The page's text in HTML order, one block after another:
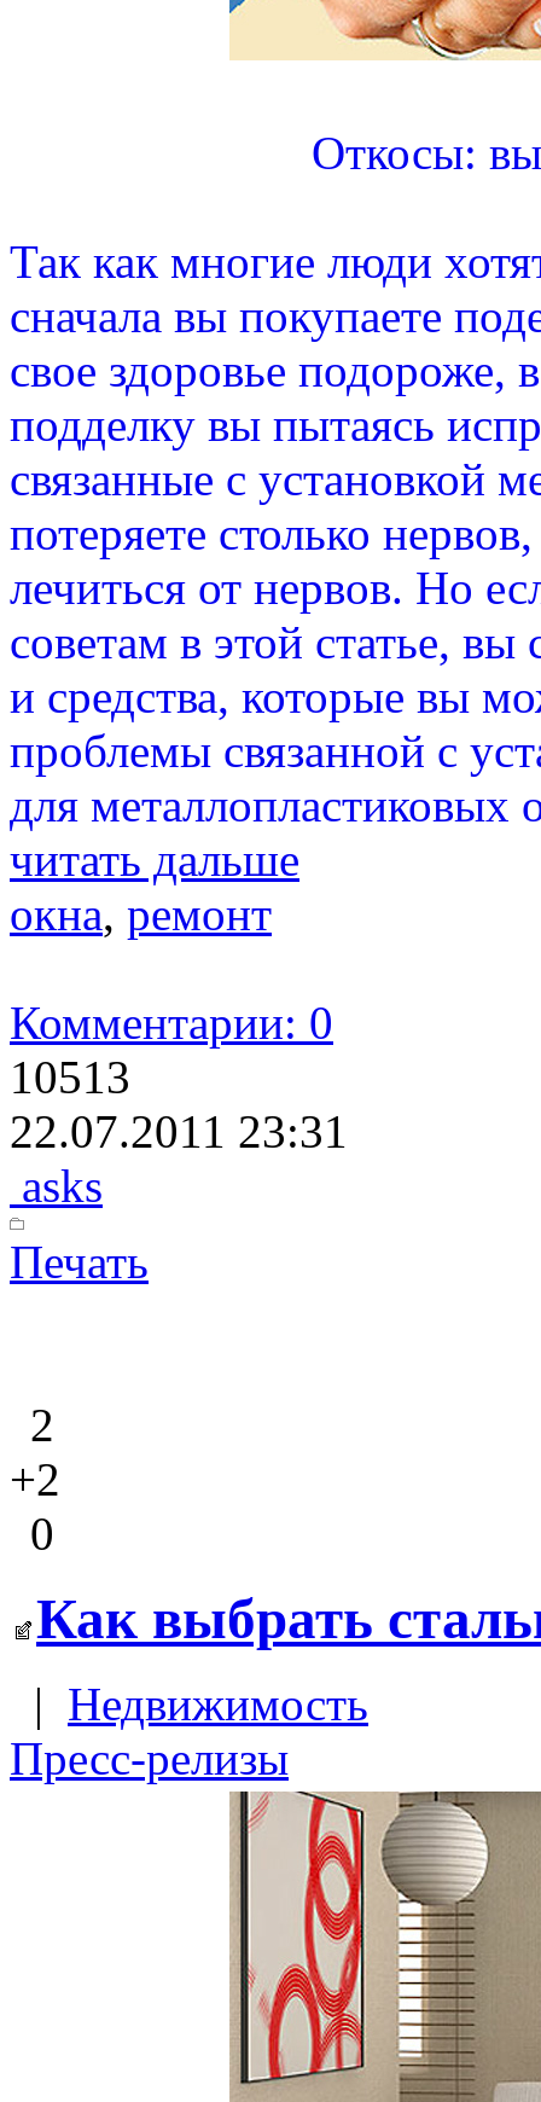
Откосы:
Так как многие люди
сначала вы покупаете
свое здоровье подороже,
подделку вы пытаясь
связанные с установкой
потеряете столько
лечиться от нервов. Но
советам в этой статье,
и средства, которые вы
проблемы связанной с
для металлопластиковых
читать дальше
окна, ремонт
Комментарии: 0
10513
22.07.2011 23:31
asks
Печать
2
+2
0
Как выбрать
| Недвижимость
Пресс-релизы